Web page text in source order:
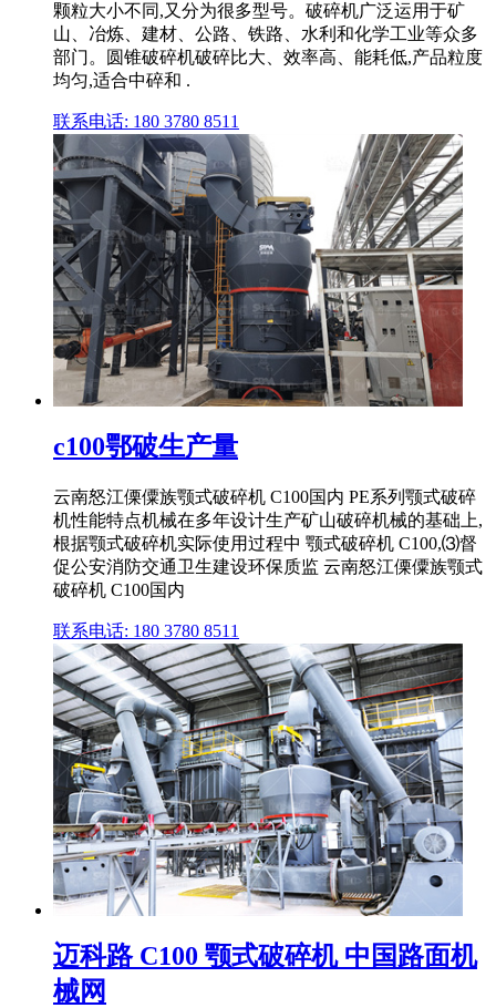
颗粒大小不同,又分为很多型号。破碎机广泛运用于矿
山、冶炼、建材、公路、铁路、水利和化学工业等众多
部门。圆锥破碎机破碎比大、效率高、能耗低,产品粒度
均匀,适合中碎和 .
联系电话: 180 3780 8511
c100鄂破生产量
云南怒江傈僳族颚式破碎机 C100国内 PE系列颚式破碎
机性能特点机械在多年设计生产矿山破碎机械的基础上,
根据颚式破碎机实际使用过程中 颚式破碎机 C100,⑶督
促公安消防交通卫生建设环保质监 云南怒江傈僳族颚式
破碎机 C100国内
联系电话: 180 3780 8511
迈科路 C100 颚式破碎机 中国路面机
械网